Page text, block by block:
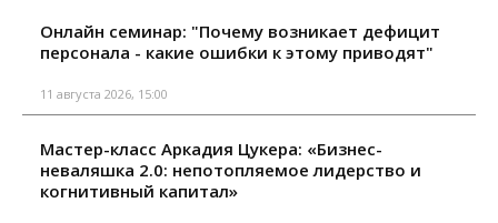
Онлайн семинар: "Почему возникает дефицит
персонала - какие ошибки к этому приводят"
11 августа 2026, 15:00
Мастер-класс Аркадия Цукера: «Бизнес-
неваляшка 2.0: непотопляемое лидерство и
когнитивный капитал»